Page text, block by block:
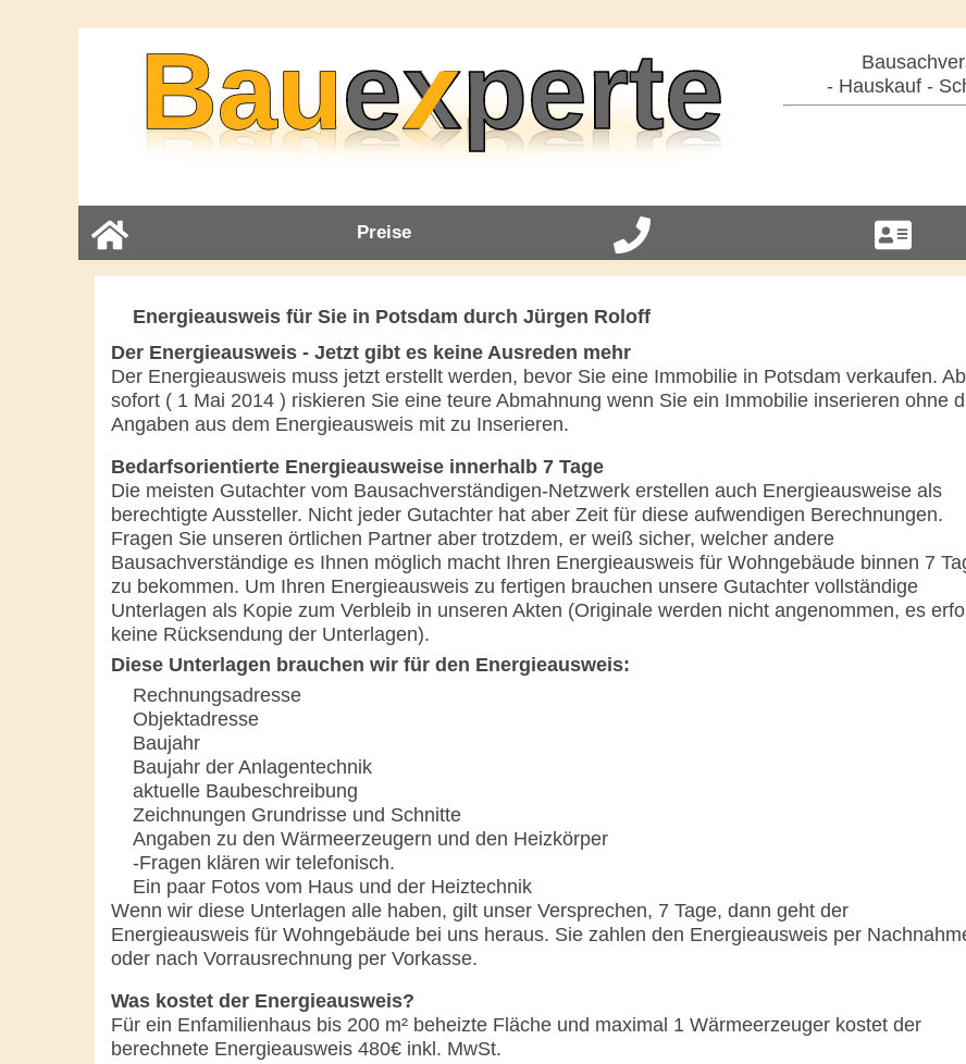
- Hauskauf -
Preise
Energieausweis für Sie in Potsdam durch Jürgen Roloff
Der Energieausweis - Jetzt gibt es keine Ausreden mehr
Der Energieausweis muss jetzt erstellt werden, bevor Sie eine Immobilie in Potsdam verkaufen. Ab
sofort ( 1 Mai 2014 ) riskieren Sie eine teure Abmahnung wenn Sie ein Immobilie inserieren ohne
Angaben aus dem Energieausweis mit zu Inserieren.
Bedarfsorientierte Energieausweise innerhalb 7 Tage
Die meisten Gutachter vom Bausachverständigen-Netzwerk erstellen auch Energieausweise als
berechtigte Aussteller. Nicht jeder Gutachter hat aber Zeit für diese aufwendigen Berechnungen.
Fragen Sie unseren örtlichen Partner aber trotzdem, er weiß sicher, welcher andere
Bausachverständige es Ihnen möglich macht Ihren Energieausweis für Wohngebäude binnen 7
zu bekommen. Um Ihren Energieausweis zu fertigen brauchen unsere Gutachter vollständige
Unterlagen als Kopie zum Verbleib in unseren Akten (Originale werden nicht angenommen, es
keine Rücksendung der Unterlagen).
Diese Unterlagen brauchen wir für den Energieausweis:
Rechnungsadresse
Objektadresse
Baujahr
Baujahr der Anlagentechnik
aktuelle Baubeschreibung
Zeichnungen Grundrisse und Schnitte
Angaben zu den Wärmeerzeugern und den Heizkörper
-Fragen klären wir telefonisch.
Ein paar Fotos vom Haus und der Heiztechnik
Wenn wir diese Unterlagen alle haben, gilt unser Versprechen, 7 Tage, dann geht der
Energieausweis für Wohngebäude bei uns heraus. Sie zahlen den Energieausweis per
oder nach Vorrausrechnung per Vorkasse.
Was kostet der Energieausweis?
Für ein Enfamilienhaus bis 200 m² beheizte Fläche und maximal 1 Wärmeerzeuger kostet der
berechnete Energieausweis 480€ inkl. MwSt.